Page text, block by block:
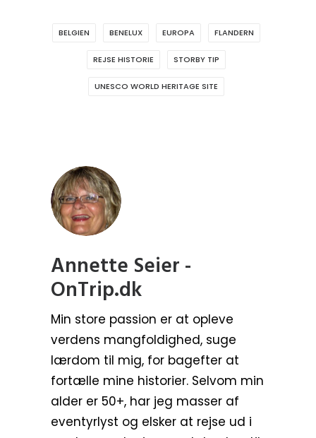
BELGIEN BENELUX EUROPA FLANDERN
REJSE HISTORIE STORBY TIP
UNESCO WORLD HERITAGE SITE
Annette Seier -
OnTrip.dk
Min store passion er at opleve
verdens mangfoldighed, suge
lærdom til mig, for bagefter at
fortælle mine historier. Selvom min
alder er 50+, har jeg masser af
eventyrlyst og elsker at rejse ud i